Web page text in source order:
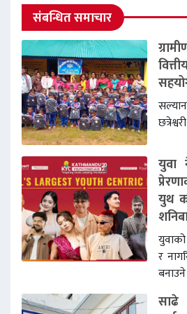
संबन्धित समाचार
युवा
युथ
र
साढे